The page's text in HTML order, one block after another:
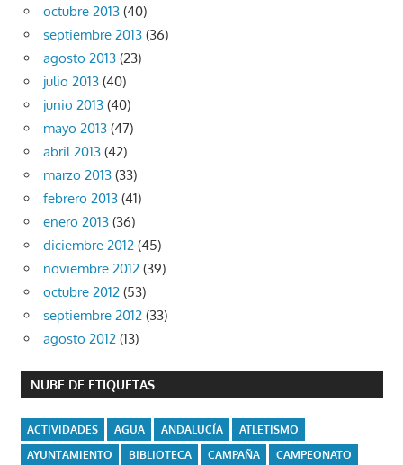
octubre 2013 (40)
septiembre 2013 (36)
agosto 2013 (23)
julio 2013 (40)
junio 2013 (40)
mayo 2013 (47)
abril 2013 (42)
marzo 2013 (33)
febrero 2013 (41)
enero 2013 (36)
diciembre 2012 (45)
noviembre 2012 (39)
octubre 2012 (53)
septiembre 2012 (33)
agosto 2012 (13)
NUBE DE ETIQUETAS
ACTIVIDADES AGUA ANDALUCÍA
ATLETISMO
AYUNTAMIENTO
BIBLIOTECA CAMPAÑA
CAMPEONATO